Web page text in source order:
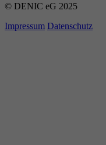
© DENIC eG 2025
Impressum Datenschutz